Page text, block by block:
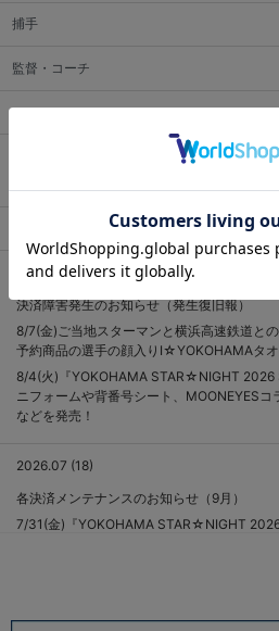
捕手
監督・コーチ
マスコット
2026.08 (3)
決済障害発生のお知らせ（発生復旧報）
8/7(金)ご当地スターマンと横浜高速鉄道と
予約商品の選手の顔入りI☆YOKOHAMAタオ
8/4(火)『YOKOHAMA STAR☆NIGHT 2026
ニフォームや背番号シート、MOONEYES
などを発売！
2026.07 (18)
各決済メンテナンスのお知らせ（9月）
7/31(金)『YOKOHAMA STAR☆NIGHT